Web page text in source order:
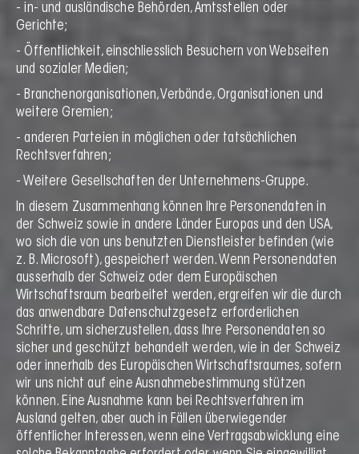
- in- und ausländische Behörden, Amtsstellen oder
Gerichte;
- Öffentlichkeit, einschliesslich Besuchern von Webseiten
und sozialer Medien;
- Branchenorganisationen, Verbände, Organisationen und
weitere Gremien;
- anderen Parteien in möglichen oder tatsächlichen
Rechtsverfahren;
- Weitere Gesellschaften der Unternehmens-Gruppe.
In diesem Zusammenhang können Ihre Personendaten in
der Schweiz sowie in andere Länder Europas und den USA,
wo sich die von uns benutzten Dienstleister befinden (wie
z. B. Microsoft), gespeichert werden. Wenn Personendaten
ausserhalb der Schweiz oder dem Europäischen
Wirtschaftsraum bearbeitet werden, ergreifen wir die durch
das anwendbare Datenschutzgesetz erforderlichen
Schritte, um sicherzustellen, dass Ihre Personendaten so
sicher und geschützt behandelt werden, wie in der Schweiz
oder innerhalb des Europäischen Wirtschaftsraumes, sofern
wir uns nicht auf eine Ausnahmebestimmung stützen
können. Eine Ausnahme kann bei Rechtsverfahren im
Ausland gelten, aber auch in Fällen überwiegender
öffentlicher Interessen, wenn eine Vertragsabwicklung eine